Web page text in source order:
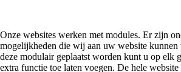
Onze websites werken met modules. Er zijn
mogelijkheden die wij aan uw website kunnen
deze modulair geplaatst worden kunt u op elk
extra functie toe laten voegen. De hele